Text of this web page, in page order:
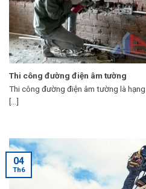
Thi công đường điện âm tường
Thi công đường điện âm tường là
[...]
04
Th6